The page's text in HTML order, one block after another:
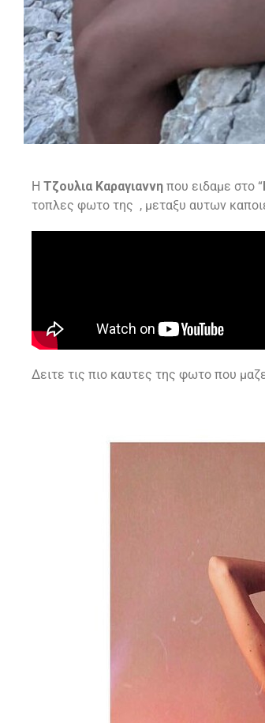
Η Τζουλια Καραγιαννη που ειδαμε στο “
τοπλες φωτο της , μεταξυ αυτων
Δειτε τις πιο καυτες της φωτο που